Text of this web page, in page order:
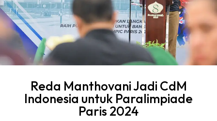
Reda Manthovani Jadi CdM
Indonesia untuk Paralimpiade
Paris 2024